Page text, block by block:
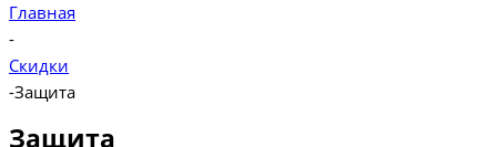
Главная
-
Скидки
-Защита
Защита